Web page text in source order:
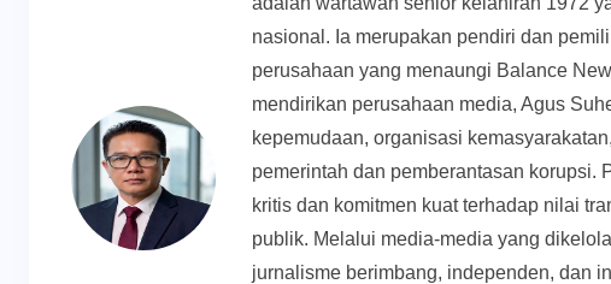
nasional. Ia merupakan pendiri dan
perusahaan yang menaungi Balance
mendirikan perusahaan media, Agus
kepemudaan, organisasi
pemerintah dan pemberantasan korupsi.
kritis dan komitmen kuat terhadap nilai
publik. Melalui media-media yang
jurnalisme berimbang, independen, dan